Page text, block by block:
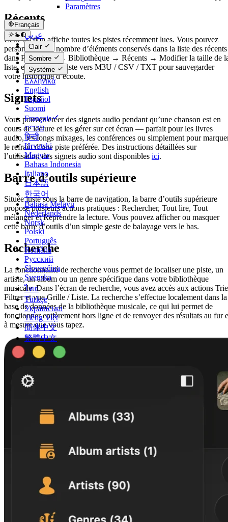
Paramètres
Français
عربي
Català
Čeština
Dansk
Deutsch
Ελληνικά
English
Español
Suomi
Français
עברית
हिन्दी
Hrvatski
Magyar
Bahasa Indonesia
Italiano
日本語
한국어
Bahasa Melayu
Nederlands
Norsk
Polski
Português
Română
Русский
Slovenčina
Svenska
ไทย
Türkçe
Українська
Tiếng Việt
简体中文
繁體中文
Clair
Sombre
Système
Récents
Cette section affiche toutes les pistes récemment lues. Vous pouvez
personnaliser le nombre d’éléments conservés dans la liste des récents
dans Paramètres → Bibliothèque → Récents → Modifier la taille de
liste, et exporter la liste vers M3U / CSV / TXT pour sauvegarder
votre historique d’écoute.
Signets
Vous pouvez créer des signets audio pendant qu’une chanson est en
cours de lecture et les gérer sur cet écran — parfait pour les livres
audio, les longs mixages, les conférences ou simplement pour
le refrain d’une piste préférée. Des instructions détaillées sur
l’utilisation des signets audio sont disponibles ici.
Barre d’outils supérieure
Située juste sous la barre de navigation, la barre d’outils supérieure
propose plusieurs actions pratiques : Rechercher, Tout lire, Tout
mélanger et Reprendre la lecture. Vous pouvez afficher ou masquer
cette barre d’outils d’un simple geste de balayage vers le bas.
Recherche
La fonctionnalité de recherche vous permet de localiser une piste, un
artiste, un album ou un genre spécifique dans votre bibliothèque
musicale. Dans l’écran de recherche, vous avez accès aux actions
Filtrer et vue Grille / Liste. La recherche s’effectue localement dans la
base de données de la bibliothèque musicale, ce qui lui permet de
fonctionner entièrement hors ligne et de renvoyer des résultats au fur
à mesure que vous tapez.